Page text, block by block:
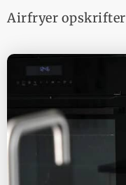
Airfryer opskrifter